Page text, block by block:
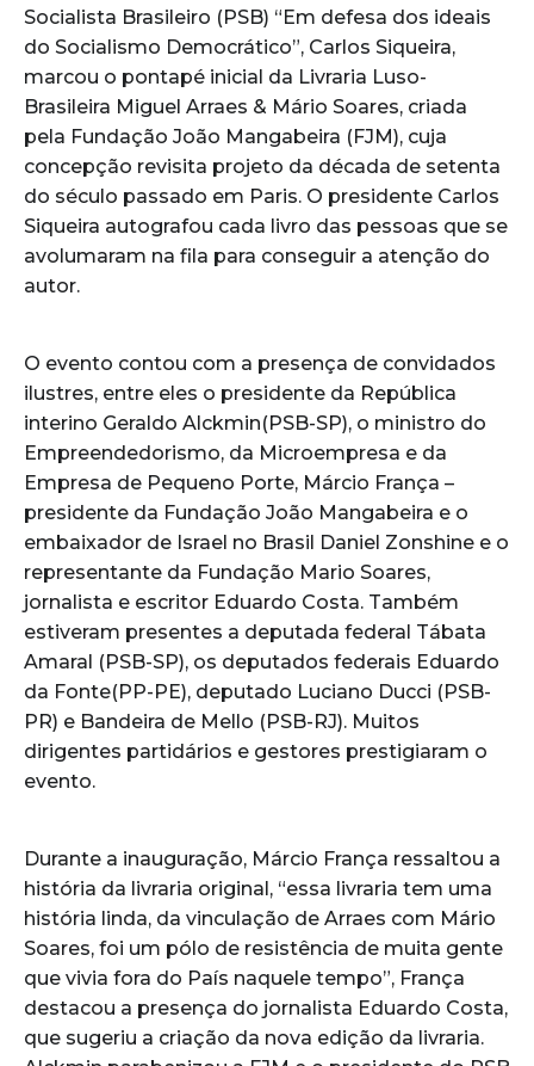
Socialista Brasileiro (PSB) “Em defesa dos ideais
do Socialismo Democrático”, Carlos Siqueira,
marcou o pontapé inicial da Livraria Luso-
Brasileira Miguel Arraes & Mário Soares, criada
pela Fundação João Mangabeira (FJM), cuja
concepção revisita projeto da década de setenta
do século passado em Paris. O presidente Carlos
Siqueira autografou cada livro das pessoas que se
avolumaram na fila para conseguir a atenção do
autor.
O evento contou com a presença de convidados
ilustres, entre eles o presidente da República
interino Geraldo Alckmin(PSB-SP), o ministro do
Empreendedorismo, da Microempresa e da
Empresa de Pequeno Porte, Márcio França –
presidente da Fundação João Mangabeira e o
embaixador de Israel no Brasil Daniel Zonshine e o
representante da Fundação Mario Soares,
jornalista e escritor Eduardo Costa. Também
estiveram presentes a deputada federal Tábata
Amaral (PSB-SP), os deputados federais Eduardo
da Fonte(PP-PE), deputado Luciano Ducci (PSB-
PR) e Bandeira de Mello (PSB-RJ). Muitos
dirigentes partidários e gestores prestigiaram o
evento.
Durante a inauguração, Márcio França ressaltou a
história da livraria original, “essa livraria tem uma
história linda, da vinculação de Arraes com Mário
Soares, foi um pólo de resistência de muita gente
que vivia fora do País naquele tempo”, França
destacou a presença do jornalista Eduardo Costa,
que sugeriu a criação da nova edição da livraria.